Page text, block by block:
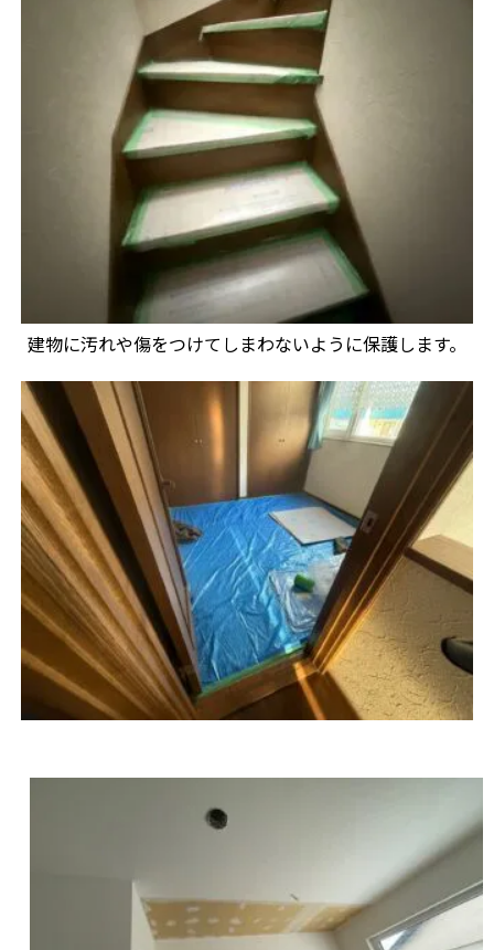
建物に汚れや傷をつけてしまわないように保護します。